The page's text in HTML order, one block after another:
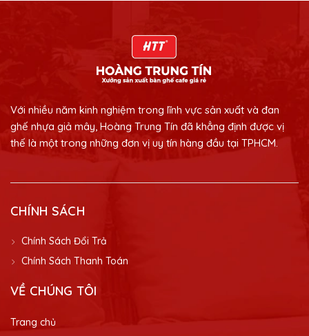
Với nhiều năm kinh nghiệm trong lĩnh vực sản xuất và đan
ghế nhựa giả mây, Hoàng Trung Tín đã khẳng định được vị
thế là một trong những đơn vị uy tín hàng đầu tại TPHCM.
CHÍNH SÁCH
Chính Sách Đổi Trả
Chính Sách Thanh Toán
VỀ CHÚNG TÔI
Trang chủ